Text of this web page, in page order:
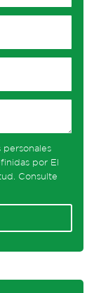
por El
Consulte